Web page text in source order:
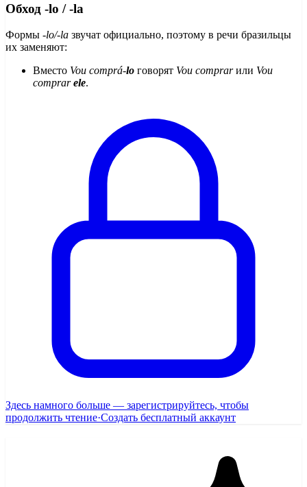
Обход -lo / -la
Формы -lo/-la звучат официально, поэтому в речи бразильцы
их заменяют:
Вместо Vou comprá-lo говорят Vou comprarили Vou
comprarele.
Здесь намного больше — зарегистрируйтесь, чтобы
продолжить чтение·Создать бесплатный аккаунт